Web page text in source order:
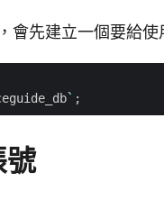
會先建立一個要給使
` ;
號